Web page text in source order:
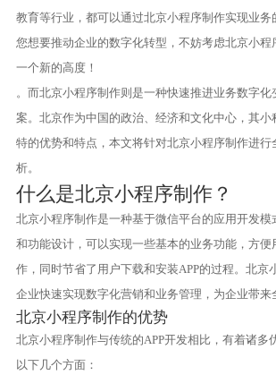
教育等行业，都可以通过北京小程序制作实现业务
您想要推动企业的数字化转型，不妨考虑北京小程
一个新的高度！
。而北京小程序制作则是一种快速推进业务数字
案。北京作为中国的政治、经济和文化中心，其小
特的优势和特点，本文将针对北京小程序制作进行
析。
什么是北京小程序制作？
北京小程序制作是一种基于微信平台的应用开发模
和功能设计，可以实现一些基本的业务功能，方便
作，同时节省了用户下载和安装APP的过程。北京
企业快速实现数字化营销和业务管理，为企业带来
北京小程序制作的优势
北京小程序制作与传统的APP开发相比，有着诸多
以下几个方面：